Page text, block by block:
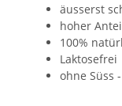
äusserst
hoher
100%
Laktosefrei
ohne Süss